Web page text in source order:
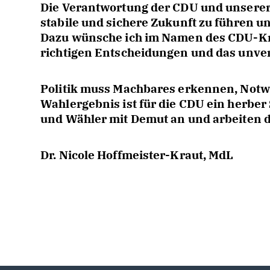
Die Verantwortung der CDU und
stabile und sichere Zukunft zu führen
Dazu wünsche ich im Namen des
richtigen Entscheidungen und das
Politik muss Machbares erkennen,
Wahlergebnis ist für die CDU ein
und Wähler mit Demut an und arbeiten
Dr. Nicole Hoffmeister-Kraut, MdL